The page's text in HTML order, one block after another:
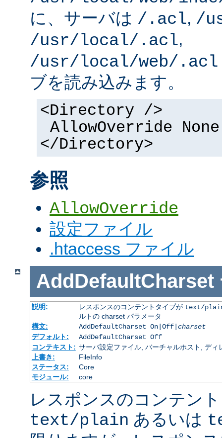
に、サーバは /.acl, /
/usr/local/.acl,
/usr/local/web/.acl
ブを読み込みます。
<Directory />
AllowOverride None
</Directory>
参照
AllowOverride
設定ファイル
.htaccess ファイル
AddDefaultCharset
説明: レスポンスのコンテントタイプが text/
ルトの charset パラメータ
構文:
AddDefaultCharset On|Off| charset
デフォルト:
AddDefaultCharset Off
コンテキスト: サーバ設定ファイル, バーチャルホスト, ディ
上書き:
FileInfo
ステータス:
Core
モジュール:
core
レスポンスのコンテン
text/plain あるいは